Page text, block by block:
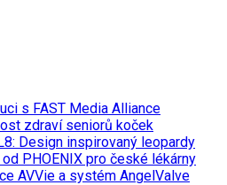
s FAST Media Alliance
zdraví seniorů koček
Design inspirovaný leopardy
PHOENIX pro české lékárny
AVVie a systém AngelValve